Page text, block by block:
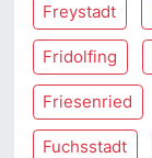
Freystadt
Fridolfing
Friesenried
Fuchsstadt